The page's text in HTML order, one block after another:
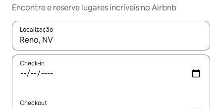
Encontre e reserve lugares incríveis no Airbnb
Localização
Quando os resultados estiverem disponíveis, explore-os
Check-in
Checkout